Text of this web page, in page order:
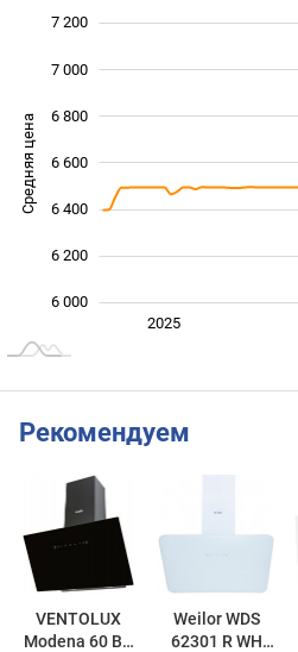
Средняя цена 6 000
6 000
6 200
6 400
6 600
6 800
7 000
7 200
2025
Рекомендуем
VENTOLUX
Modena 60 BG
Weilor WDS
62301 R WH